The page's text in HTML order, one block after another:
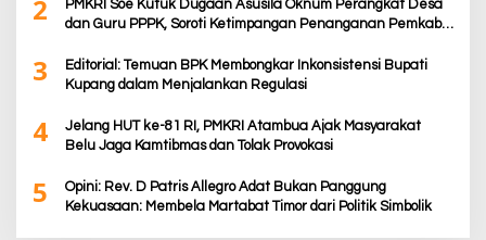
2
PMKRI Soe Kutuk Dugaan Asusila Oknum Perangkat Desa
dan Guru PPPK, Soroti Ketimpangan Penanganan Pemkab
3
Editorial: Temuan BPK Membongkar Inkonsistensi Bupati
Kupang dalam Menjalankan Regulasi
4
Jelang HUT ke-81 RI, PMKRI Atambua Ajak Masyarakat
Belu Jaga Kamtibmas dan Tolak Provokasi
5
Opini: Rev. D Patris Allegro Adat Bukan Panggung
Kekuasaan: Membela Martabat Timor dari Politik Simbolik